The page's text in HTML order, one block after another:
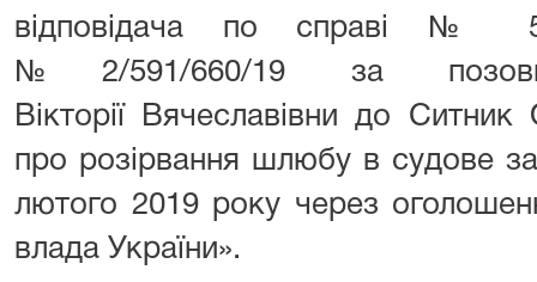
відповідача по справі №
№2/591/660/19 за
Вікторії Вячеславівни до
про розірвання шлюбу в судове
лютого 2019 року через
влада України».